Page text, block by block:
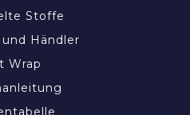
Stoffe
Händler
Wrap